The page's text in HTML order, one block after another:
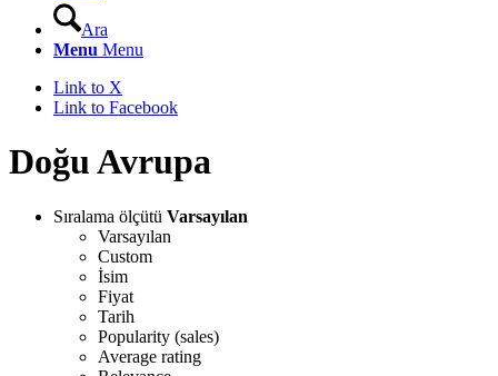
Ara
Menu Menu
Link to X
Link to Facebook
Doğu Avrupa
Sıralama ölçütü Varsayılan
Varsayılan
Custom
İsim
Fiyat
Tarih
Popularity (sales)
Average rating